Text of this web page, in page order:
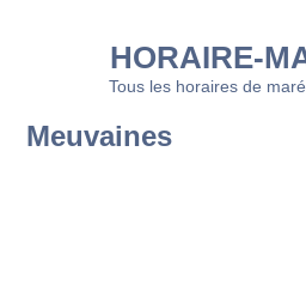
HORAIRE-
Tous les horaires de
Meuvaines